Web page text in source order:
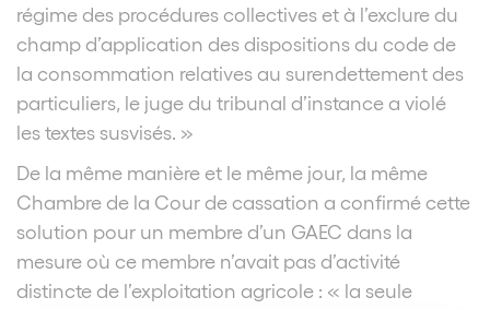
régime des procédures collectives et à l’exclure du
champ d’application des dispositions du code de
la consommation relatives au surendettement des
particuliers, le juge du tribunal d’instance a violé
les textes susvisés. »
De la même manière et le même jour, la même
Chambre de la Cour de cassation a confirmé cette
solution pour un membre d’un GAEC dans la
mesure où ce membre n’avait pas d’activité
distincte de l’exploitation agricole : « la seule